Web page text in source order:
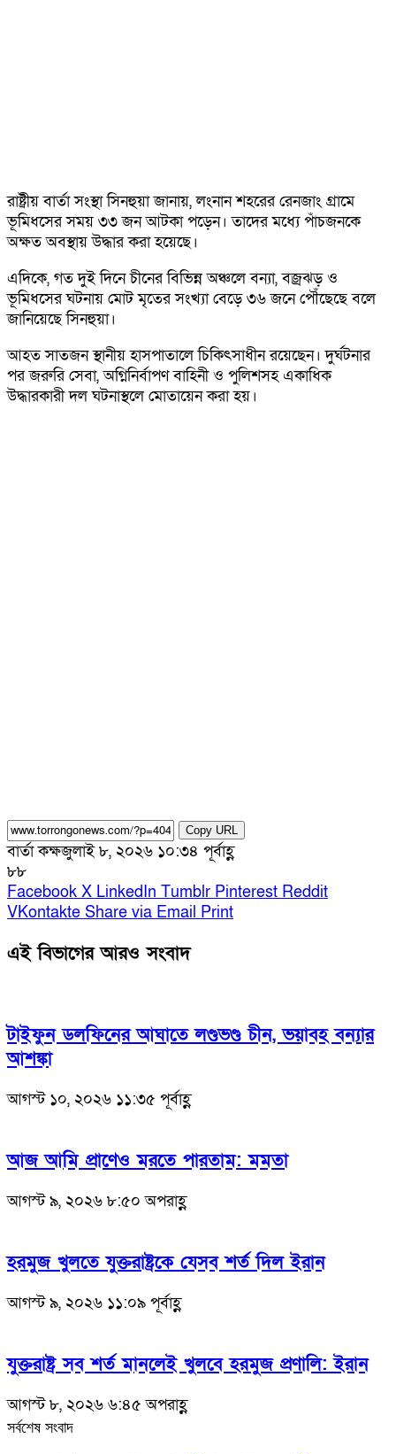
রাষ্ট্রীয় বার্তা সংস্থা সিনহুয়া জানায়, লংনান শহরের রেনজাং গ্রামে
ভূমিধসের সময় ৩৩ জন আটকা পড়েন। তাদের মধ্যে পাঁচজনকে
অক্ষত অবস্থায় উদ্ধার করা হয়েছে।
এদিকে, গত দুই দিনে চীনের বিভিন্ন অঞ্চলে বন্যা, বজ্রঝড় ও
ভূমিধসের ঘটনায় মোট মৃতের সংখ্যা বেড়ে ৩৬ জনে পৌঁছেছে বলে
জানিয়েছে সিনহুয়া।
আহত সাতজন স্থানীয় হাসপাতালে চিকিৎসাধীন রয়েছেন। দুর্ঘটনার
পর জরুরি সেবা, অগ্নিনির্বাপণ বাহিনী ও পুলিশসহ একাধিক
উদ্ধারকারী দল ঘটনাস্থলে মোতায়েন করা হয়।
Copy URL
বার্তা কক্ষজুলাই ৮, ২০২৬ ১০:৩৪ পূর্বাহ্ণ
৮৮
Facebook X LinkedIn Tumblr Pinterest Reddit
VKontakte Share via Email Print
এই বিভাগের আরও সংবাদ
টাইফুন ডলফিনের আঘাতে লণ্ডভণ্ড চীন, ভয়াবহ বন্যার
আশঙ্কা
আগস্ট ১০, ২০২৬ ১১:৩৫ পূর্বাহ্ণ
আজ আমি প্রাণেও মরতে পারতাম: মমতা
আগস্ট ৯, ২০২৬ ৮:৫০ অপরাহ্ণ
হরমুজ খুলতে যুক্তরাষ্ট্রকে যেসব শর্ত দিল ইরান
আগস্ট ৯, ২০২৬ ১১:০৯ পূর্বাহ্ণ
যুক্তরাষ্ট্র সব শর্ত মানলেই খুলবে হরমুজ প্রণালি: ইরান
আগস্ট ৮, ২০২৬ ৬:৪৫ অপরাহ্ণ
সর্বশেষ সংবাদ